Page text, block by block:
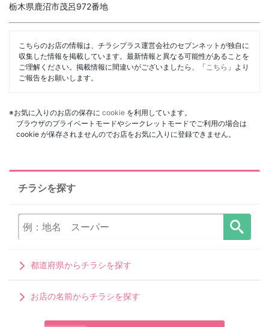
栃木県鹿沼市茂呂972番地
こちらのお店の情報は、チラシプラス運営会社のセブンネットが独自に
収集した情報を掲載しています。最新情報と異なる可能性があることを
ご理解ください。掲載情報に間違いがございましたら、「 こちら 」より
ご報告をお願いします。
※お気に入りのお店の保存に cookie を利用しています。
ブラウザのプライベートモードやシークレットモードでご利用の場合は
cookie が保存されませんのでお店をお気に入りに登録できません。
チラシを探す
都道府県からチラシを探す
お店の名前からチラシを探す